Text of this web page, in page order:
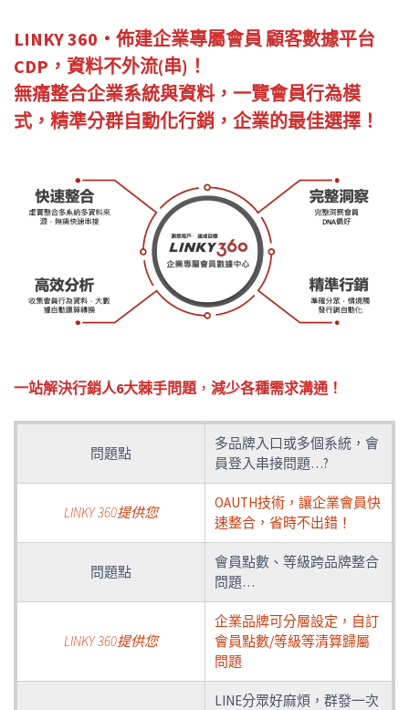
LINKY 360・佈建企業專屬會員 顧客數據平台
CDP，資料不外流(串)！
無痛整合企業系統與資料，一覽會員行為模
式，精準分群自動化行銷，企業的最佳選擇！
一站解決行銷人6大棘手問題 ， 減少各種需求溝通！
問題點
多品牌入口或多個系統，會
員登入串接問題…?
LINKY 360提供您
OAUTH技術，讓企業會員快
速整合，省時不出錯！
問題點
會員點數、等級跨品牌整合
問題…
LINKY 360提供您
企業品牌可分層設定，自訂
會員點數/等級等清算歸屬
問題
LINE分眾好麻煩，群發一次